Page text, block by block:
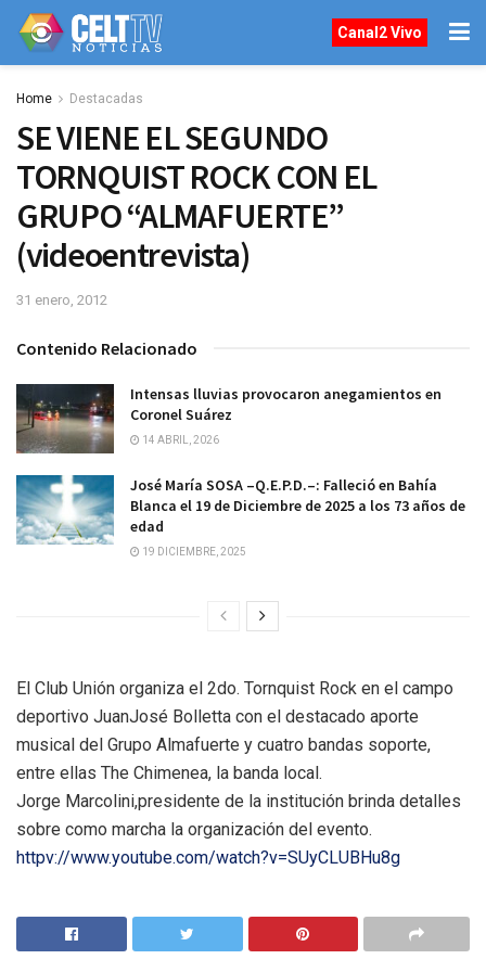
Canal2 Vivo
Home Destacadas
SE VIENE EL SEGUNDO
TORNQUIST ROCK CON EL
GRUPO “ALMAFUERTE”
(videoentrevista)
31 enero, 2012
Contenido Relacionado
Intensas lluvias provocaron anegamientos en
Coronel Suárez
14 ABRIL, 2026
José María SOSA –Q.E.P.D.–: Falleció en Bahía
Blanca el 19 de Diciembre de 2025 a los 73 años de
edad
19 DICIEMBRE, 2025
El Club Unión organiza el 2do. Tornquist Rock en el campo
deportivo JuanJosé Bolletta con el destacado aporte
musical del Grupo Almafuerte y cuatro bandas soporte,
entre ellas The Chimenea, la banda local.
Jorge Marcolini,presidente de la institución brinda detalles
sobre como marcha la organización del evento.
httpv://www.youtube.com/watch?v=SUyCLUBHu8g